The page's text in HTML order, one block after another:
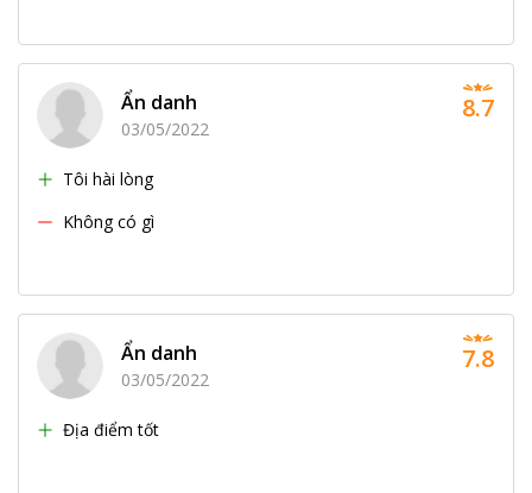
Ẩn danh
03/05/2022
Tôi hài lòng
Không có gì
8.7
Ẩn danh
03/05/2022
Địa điểm tốt
7.8